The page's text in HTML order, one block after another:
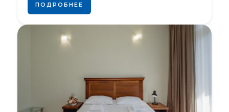
ПОДРОБНЕЕ